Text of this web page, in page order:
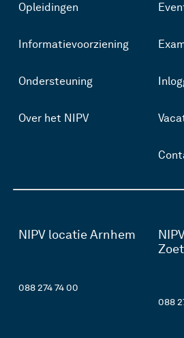
Opleidingen
Informatievoorziening
Ondersteuning
Over het NIPV
NIPV locatie Arnhem
088 274 74 00
088